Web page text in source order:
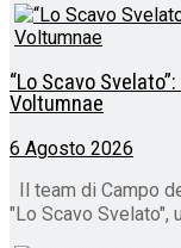
“Lo Scavo
Voltumnae
6 Agosto 2026
Il team di Campo
"Lo Scavo Svelato",